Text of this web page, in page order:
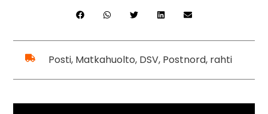
Posti, Matkahuolto, DSV, Postnord, rahti